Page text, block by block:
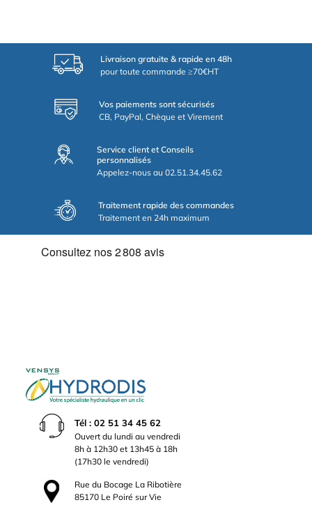
Livraison gratuite & rapide en 48h
pour toute commande ≥70€HT
Vos paiements sont sécurisés
CB, PayPal, Chèque et Virement
Service client et Conseils
personnalisés
Appelez-nous au 02.51.34.45.62
Traitement rapide des commandes
Traitement en 24h maximum
Tél : 02 51 34 45 62
Ouvert du lundi au vendredi
8h à 12h30 et 13h45 à 18h
(17h30 le vendredi)
Rue du Bocage La Ribotière
85170 Le Poiré sur Vie